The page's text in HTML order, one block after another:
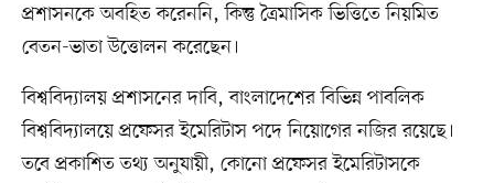
প্রশাসনকে অবহিত করেননি, কিন্তু ত্রৈমাসিক ভিত্তিতে নিয়মিত
বেতন-ভাতা উত্তোলন করেছেন।
বিশ্ববিদ্যালয় প্রশাসনের দাবি, বাংলাদেশের বিভিন্ন পাবলিক
বিশ্ববিদ্যালয়ে প্রফেসর ইমেরিটাস পদে নিয়োগের নজির রয়েছে।
তবে প্রকাশিত তথ্য অনুযায়ী, কোনো প্রফেসর ইমেরিটাসকে